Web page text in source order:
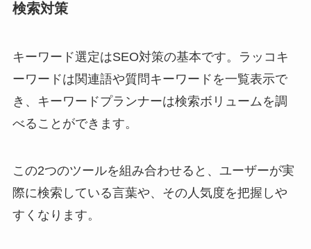
検索対策
キーワード選定はSEO対策の基本です。ラッコキ
ーワードは関連語や質問キーワードを一覧表示で
き、キーワードプランナーは検索ボリュームを調
べることができます。
この2つのツールを組み合わせると、ユーザーが実
際に検索している言葉や、その人気度を把握しや
すくなります。